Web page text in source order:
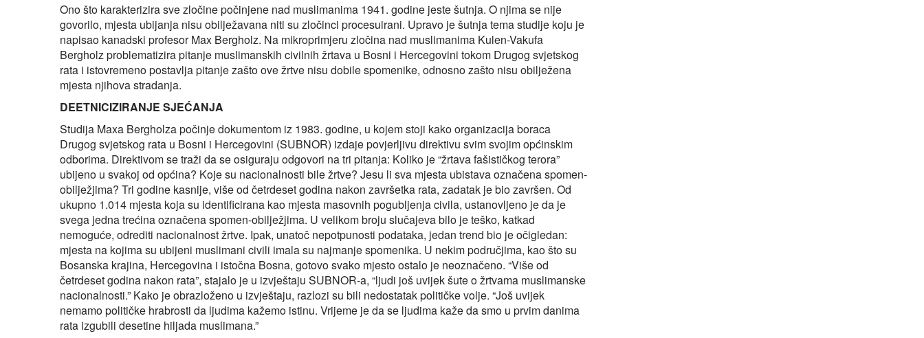
Ono što karakterizira sve zločine počinjene nad muslimanima 1941. godine jeste šutnja. O njima se nije
govorilo, mjesta ubijanja nisu obilježavana niti su zločinci procesuirani. Upravo je šutnja tema studije koju je
napisao kanadski profesor Max Bergholz. Na mikroprimjeru zločina nad muslimanima Kulen-Vakufa
Bergholz problematizira pitanje muslimanskih civilnih žrtava u Bosni i Hercegovini tokom Drugog svjetskog
rata i istovremeno postavlja pitanje zašto ove žrtve nisu dobile spomenike, odnosno zašto nisu obilježena
mjesta njihova stradanja.
DEETNICIZIRANJE SJEĆANJA
Studija Maxa Bergholza počinje dokumentom iz 1983. godine, u kojem stoji kako organizacija boraca
Drugog svjetskog rata u Bosni i Hercegovini (SUBNOR) izdaje povjerljivu direktivu svim svojim općinskim
odborima. Direktivom se traži da se osiguraju odgovori na tri pitanja: Koliko je “žrtava fašističkog terora”
ubijeno u svakoj od općina? Koje su nacionalnosti bile žrtve? Jesu li sva mjesta ubistava označena spomen-
obilježjima? Tri godine kasnije, više od četrdeset godina nakon završetka rata, zadatak je bio završen. Od
ukupno 1.014 mjesta koja su identificirana kao mjesta masovnih pogubljenja civila, ustanovljeno je da je
svega jedna trećina označena spomen-obilježjima. U velikom broju slučajeva bilo je teško, katkad
nemoguće, odrediti nacionalnost žrtve. Ipak, unatoč nepotpunosti podataka, jedan trend bio je očigledan:
mjesta na kojima su ubijeni muslimani civili imala su najmanje spomenika. U nekim područjima, kao što su
Bosanska krajina, Hercegovina i istočna Bosna, gotovo svako mjesto ostalo je neoznačeno. “Više od
četrdeset godina nakon rata”, stajalo je u izvještaju SUBNOR‑a, “ljudi još uvijek šute o žrtvama muslimanske
nacionalnosti.” Kako je obrazloženo u izvještaju, razlozi su bili nedostatak političke volje. “Još uvijek
nemamo političke hrabrosti da ljudima kažemo istinu. Vrijeme je da se ljudima kaže da smo u prvim danima
rata izgubili desetine hiljada muslimana.”